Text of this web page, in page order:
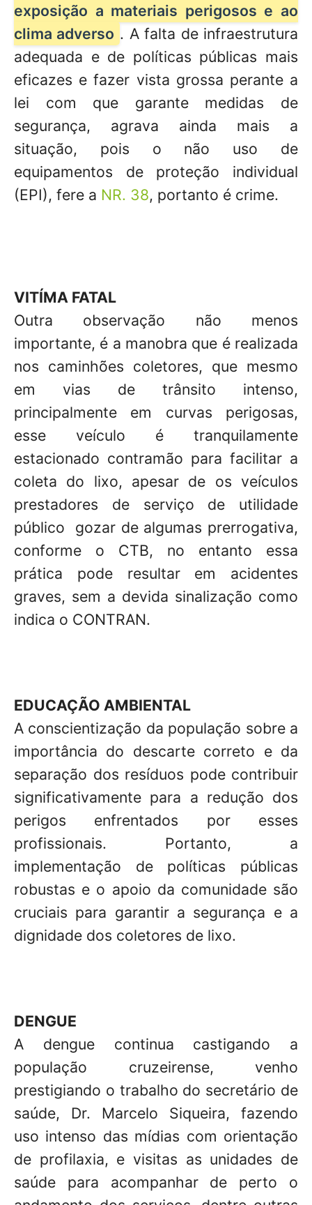
exposição a materiais perigosos e ao
clima adverso . A falta de infraestrutura
adequada e de políticas públicas mais
eficazes e fazer vista grossa perante a
lei com que garante medidas de
segurança, agrava ainda mais a
situação, pois o não uso de
equipamentos de proteção individual
(EPI), fere a NR. 38, portanto é crime.
VITÍMA FATAL
Outra observação não menos
importante, é a manobra que é realizada
nos caminhões coletores, que mesmo
em vias de trânsito intenso,
principalmente em curvas perigosas,
esse veículo é tranquilamente
estacionado contramão para facilitar a
coleta do lixo, apesar de os veículos
prestadores de serviço de utilidade
público gozar de algumas prerrogativa,
conforme o CTB, no entanto essa
prática pode resultar em acidentes
graves, sem a devida sinalização como
indica o CONTRAN.
EDUCAÇÃO AMBIENTAL
A conscientização da população sobre a
importância do descarte correto e da
separação dos resíduos pode contribuir
significativamente para a redução dos
perigos enfrentados por esses
profissionais. Portanto, a
implementação de políticas públicas
robustas e o apoio da comunidade são
cruciais para garantir a segurança e a
dignidade dos coletores de lixo.
DENGUE
A dengue continua castigando a
população cruzeirense, venho
prestigiando o trabalho do secretário de
saúde, Dr. Marcelo Siqueira, fazendo
uso intenso das mídias com orientação
de profilaxia, e visitas as unidades de
saúde para acompanhar de perto o